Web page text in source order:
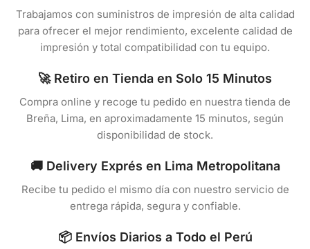
Trabajamos con suministros de impresión de alta calidad
para ofrecer el mejor rendimiento, excelente calidad de
impresión y total compatibilidad con tu equipo.
🚀 Retiro en Tienda en Solo 15 Minutos
Compra online y recoge tu pedido en nuestra tienda de
Breña, Lima, en aproximadamente 15 minutos, según
disponibilidad de stock.
🚚 Delivery Exprés en Lima Metropolitana
Recibe tu pedido el mismo día con nuestro servicio de
entrega rápida, segura y confiable.
📦 Envíos Diarios a Todo el Perú